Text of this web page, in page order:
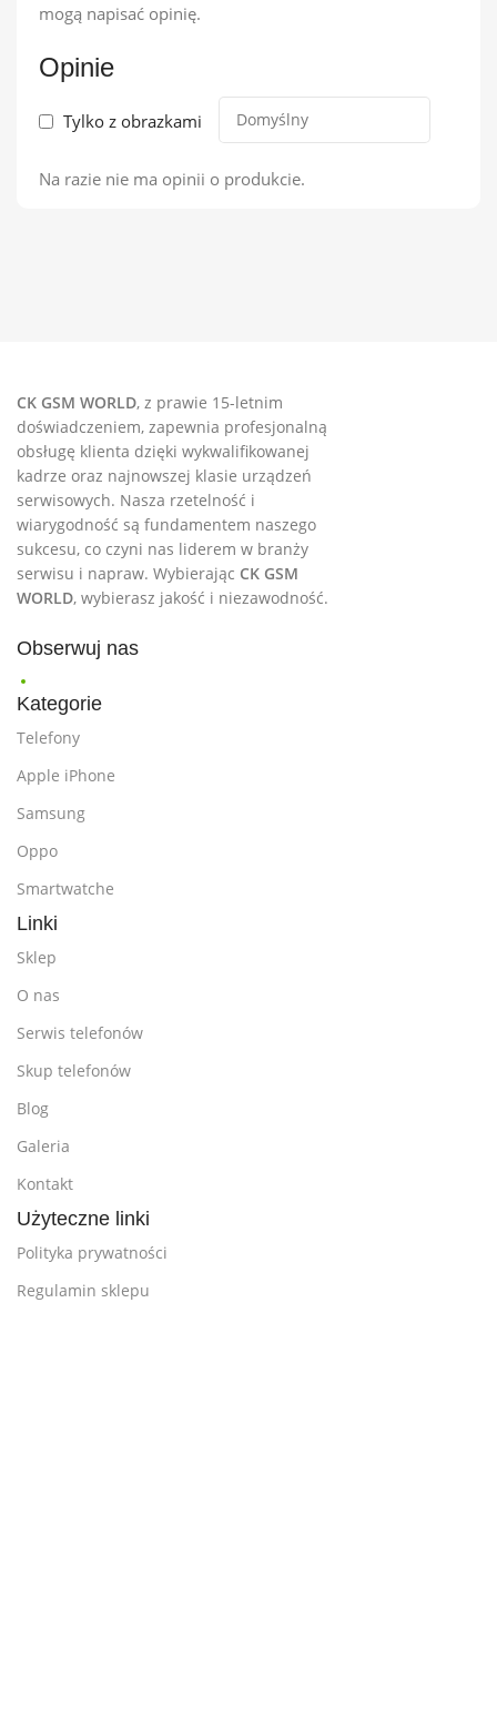
Opinie
Tylko z obrazkami
Na razie nie ma opinii o produkcie.
mogą napisać opinię.
CK GSM WORLD, z prawie 15-letnim
doświadczeniem, zapewnia profesjonalną
obsługę klienta dzięki wykwalifikowanej
kadrze oraz najnowszej klasie urządzeń
serwisowych. Nasza rzetelność i
wiarygodność są fundamentem naszego
sukcesu, co czyni nas liderem w branży
serwisu i napraw. Wybierając CK GSM
WORLD, wybierasz jakość i niezawodność.
Obserwuj nas
Kategorie
Telefony
Apple iPhone
Samsung
Oppo
Smartwatche
Linki
Sklep
O nas
Serwis telefonów
Skup telefonów
Blog
Galeria
Kontakt
Użyteczne linki
Polityka prywatności
Regulamin sklepu